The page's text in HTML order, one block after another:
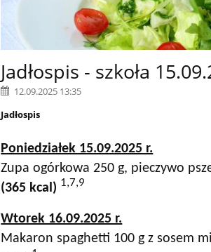
Jadłospis - szkoła
12.09.2025 13:35
Jadłospis
Poniedziałek 15.09.2025 r.
Zupa ogórkowa 250 g, pieczywo
(365 kcal) 1,7,9
Wtorek 16.09.2025 r.
Makaron spaghetti 100 g z sosem